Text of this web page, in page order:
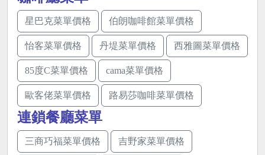
星巴克菜單價格 伯朗咖啡館菜單價格
怡客菜單價格 丹堤菜單價格 西雅圖菜單價格
85度C菜單價格 cama菜單價格
歐客佬菜單價格 路易莎咖啡菜單價格
連鎖餐廳菜單
三商巧福菜單價格 吉野家菜單價格